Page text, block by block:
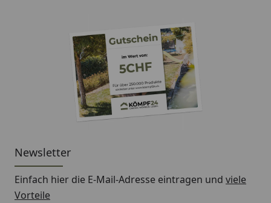
Newsletter
Einfach hier die E-Mail-Adresse eintragen und viele
Vorteile